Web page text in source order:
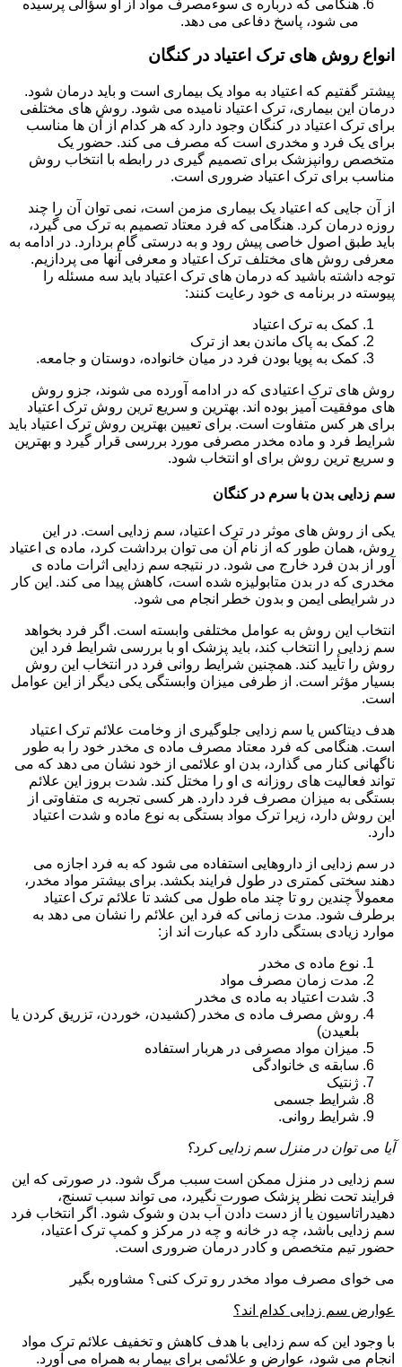
هنگامی که درباره ی سوءمصرف مواد از او سؤالی پرسیده
می شود، پاسخ دفاعی می دهد.
انواع روش های ترک اعتیاد در کنگان
پیشتر گفتیم که اعتیاد به مواد یک بیماری است و باید درمان شود.
درمان این بیماری، ترک اعتیاد نامیده می شود. روش های مختلفی
برای ترک اعتیاد در کنگان وجود دارد که هر کدام از آن ها مناسب
برای یک فرد و مخدری است که مصرف می کند. حضور یک
متخصص روانپزشک برای تصمیم گیری در رابطه با انتخاب روش
مناسب برای ترک اعتیاد ضروری است.
از آن جایی که اعتیاد یک بیماری مزمن است، نمی توان آن را چند
روزه درمان کرد. هنگامی که فرد معتاد تصمیم به ترک می گیرد،
باید طبق اصول خاصی پیش رود و به درستی گام بردارد. در ادامه به
معرفی روش های مختلف ترک اعتیاد و معرفی آنها می پردازیم.
توجه داشته باشید که درمان های ترک اعتیاد باید سه مسئله را
پیوسته در برنامه ی خود رعایت کنند:
کمک به ترک اعتیاد
کمک به پاک ماندن بعد از ترک
کمک به پویا بودن فرد در میان خانواده، دوستان و جامعه.
روش های ترک اعتیادی که در ادامه آورده می شوند، جزو روش
های موفقیت آمیز بوده اند. بهترین و سریع ترین روش ترک اعتیاد
برای هر کس متفاوت است. برای تعیین بهترین روش ترک اعتیاد باید
شرایط فرد و ماده مخدر مصرفی مورد بررسی قرار گیرد و بهترین
و سریع ترین روش برای او انتخاب شود.
سم زدایی بدن با سرم در کنگان
یکی از روش های موثر در ترک اعتیاد، سم زدایی است. در این
روش، همان طور که از نام آن می توان برداشت کرد، ماده ی اعتیاد
آور از بدن فرد خارج می شود. در نتیجه سم زدایی اثرات ماده ی
مخدری که در بدن متابولیزه شده است، کاهش پیدا می کند. این کار
در شرایطی ایمن و بدون خطر انجام می شود.
انتخاب این روش به عوامل مختلفی وابسته است. اگر فرد بخواهد
سم زدایی را انتخاب کند، باید پزشک او با بررسی شرایط فرد این
روش را تأیید کند. همچنین شرایط روانی فرد در انتخاب این روش
بسیار مؤثر است. از طرفی میزان وابستگی یکی دیگر از این عوامل
است.
هدف دیتاکس یا سم زدایی جلوگیری از وخامت علائم ترک اعتیاد
است. هنگامی که فرد معتاد مصرف ماده ی مخدر خود را به طور
ناگهانی کنار می گذارد، بدن او علائمی از خود نشان می دهد که می
تواند فعالیت های روزانه ی او را مختل کند. شدت بروز این علائم
بستگی به میزان مصرف فرد دارد. هر کسی تجربه ی متفاوتی از
این روش دارد، زیرا ترک مواد بستگی به نوع ماده و شدت اعتیاد
دارد.
در سم زدایی از داروهایی استفاده می شود که به فرد اجازه می
دهند سختی کمتری در طول فرایند بکشد. برای بیشتر مواد مخدر،
معمولاً چندین رو تا چند ماه طول می کشد تا علائم ترک اعتیاد
برطرف شود. مدت زمانی که فرد این علائم را نشان می دهد به
موارد زیادی بستگی دارد که عبارت اند از:
نوع ماده ی مخدر
مدت زمان مصرف مواد
شدت اعتیاد به ماده ی مخدر
روش مصرف ماده ی مخدر (کشیدن، خوردن، تزریق کردن یا
بلعیدن)
میزان مواد مصرفی در هربار استفاده
سابقه ی خانوادگی
ژنتیک
شرایط جسمی
شرایط روانی.
آیا می توان در منزل سم زدایی کرد؟
سم زدایی در منزل ممکن است سبب مرگ شود. در صورتی که این
فرایند تحت نظر پزشک صورت نگیرد، می تواند سبب تسنج،
دهیدراتاسیون یا از دست دادن آب بدن و شوک شود. اگر انتخاب فرد
سم زدایی باشد، چه در خانه و چه در مرکز و کمپ ترک اعتیاد،
حضور تیم متخصص و کادر درمان ضروری است.
می خوای مصرف مواد مخدر رو ترک کنی؟ مشاوره بگیر
عوارض سم زدایی کدام اند؟
با وجود این که سم زدایی با هدف کاهش و تخفیف علائم ترک مواد
انجام می شود، عوارض و علائمی برای بیمار به همراه می آورد.